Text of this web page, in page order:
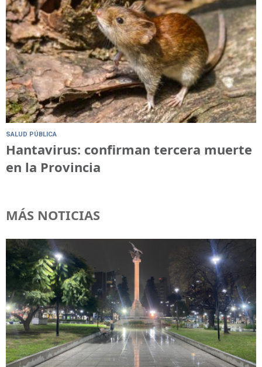
SALUD PÚBLICA
Hantavirus: confirman tercera muerte
en la Provincia
MÁS NOTICIAS